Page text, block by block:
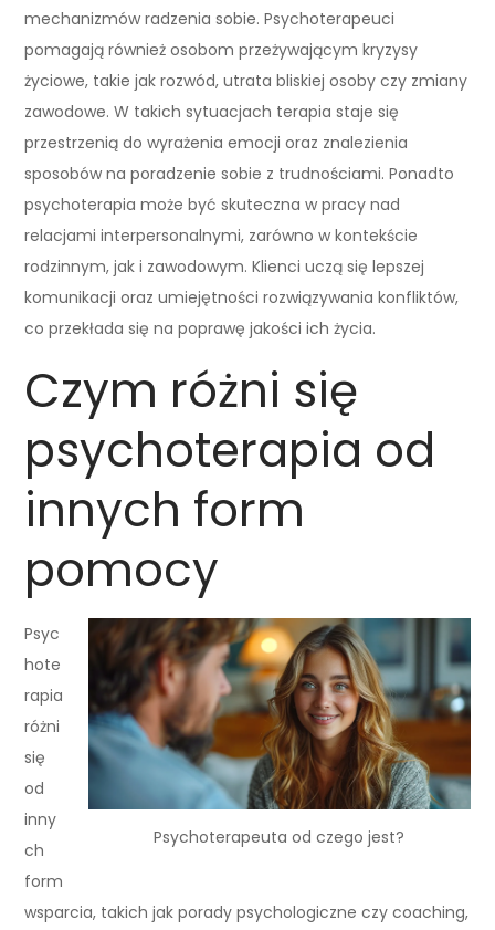
mechanizmów radzenia sobie. Psychoterapeuci
pomagają również osobom przeżywającym kryzysy
życiowe, takie jak rozwód, utrata bliskiej osoby czy zmiany
zawodowe. W takich sytuacjach terapia staje się
przestrzenią do wyrażenia emocji oraz znalezienia
sposobów na poradzenie sobie z trudnościami. Ponadto
psychoterapia może być skuteczna w pracy nad
relacjami interpersonalnymi, zarówno w kontekście
rodzinnym, jak i zawodowym. Klienci uczą się lepszej
komunikacji oraz umiejętności rozwiązywania konfliktów,
co przekłada się na poprawę jakości ich życia.
Czym różni się
psychoterapia od
innych form
pomocy
Psychoterapeuta od czego jest?
Psyc
hote
rapia
różni
się
od
inny
ch
form
wsparcia, takich jak porady psychologiczne czy coaching,